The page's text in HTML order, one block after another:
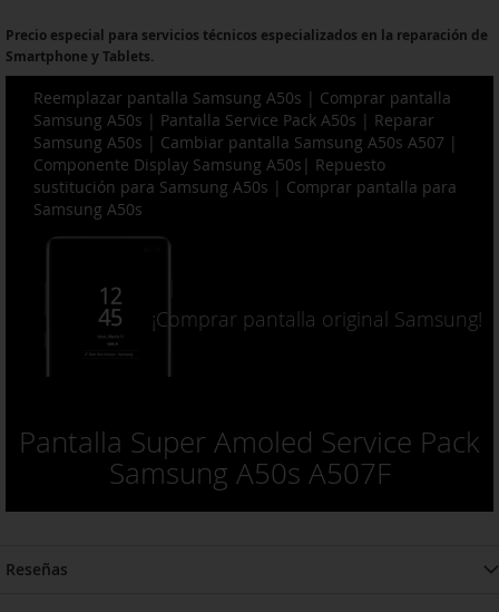
Precio especial para servicios técnicos especializados en la reparación de
Smartphone y Tablets.
Reemplazar pantalla Samsung A50s | Comprar pantalla
Samsung A50s | Pantalla Service Pack A50s | Reparar
Samsung A50s | Cambiar pantalla Samsung A50s A507 |
Componente Display Samsung A50s| Repuesto
sustitución para Samsung A50s | Comprar pantalla para
Samsung A50s
¡Comprar pantalla original Samsung!
Pantalla Super Amoled Service Pack
Samsung A50s A507F
Reseñas